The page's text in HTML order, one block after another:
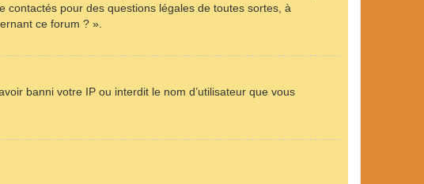
pour des questions légales de toutes sortes, à
ce forum ? ».
banni votre IP ou interdit le nom d’utilisateur que vous